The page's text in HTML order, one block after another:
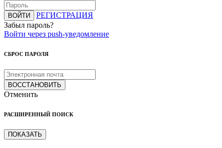
ВОЙТИ
РЕГИСТРАЦИЯ
Забыл пароль?
Войти через push-уведомление
СБРОС ПАРОЛЯ
ВОССТАНОВИТЬ
Отменить
РАСШИРЕННЫЙ ПОИСК
ПОКАЗАТЬ